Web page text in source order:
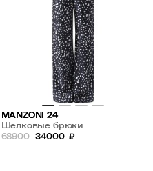
MANZONI 24
Шелковые брюки
68900 34000 ₽